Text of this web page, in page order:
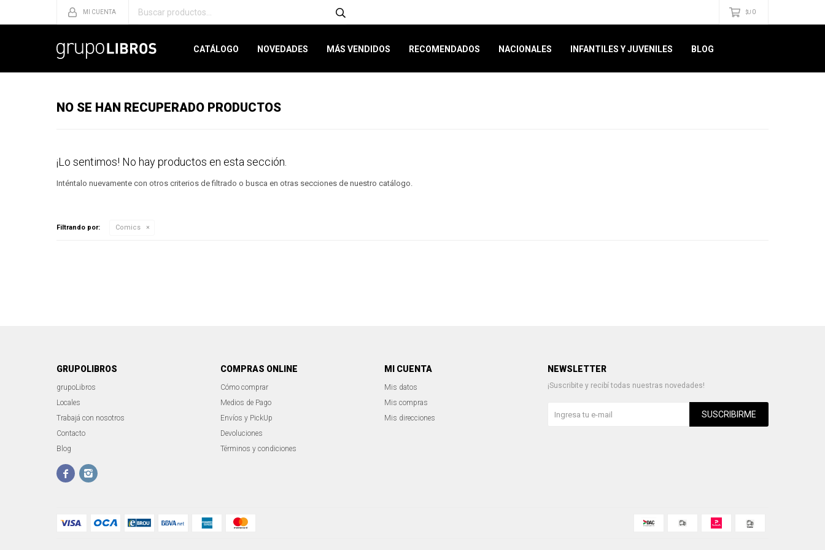
CATÁLOGO NOVEDADES MÁS VENDIDOS RECOMENDADOS NACIONALES INFANTILES Y JUVENILES BLOG
$U 0
NO SE HAN RECUPERADO PRODUCTOS
¡Lo sentimos! No hay productos en esta sección.
Inténtalo nuevamente con otros criterios de filtrado o busca en otras secciones de nuestro catálogo.
Filtrando por: Comics
GRUPOLIBROS
grupoLibros
Locales
Trabajá con nosotros
Contacto
Blog
 
COMPRAS ONLINE
Cómo comprar
Medios de Pago
Envíos y PickUp
Devoluciones
Términos y condiciones
MI CUENTA
Mis datos
Mis compras
Mis direcciones
NEWSLETTER
¡Suscribite y recibí todas nuestras novedades!
SUSCRIBIRME